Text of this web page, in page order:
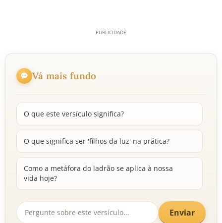
Vá mais fundo
O que este versículo significa?
O que significa ser 'filhos da luz' na prática?
Como a metáfora do ladrão se aplica à nossa
vida hoje?
Enviar